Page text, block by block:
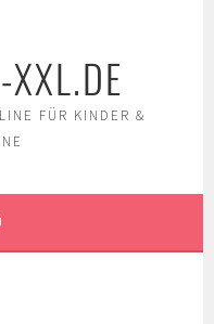
FÜR KINDER &